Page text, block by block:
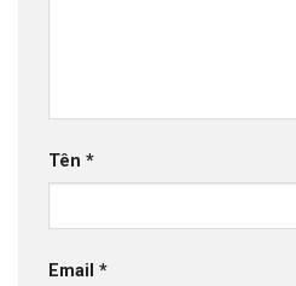
Tên *
Email *